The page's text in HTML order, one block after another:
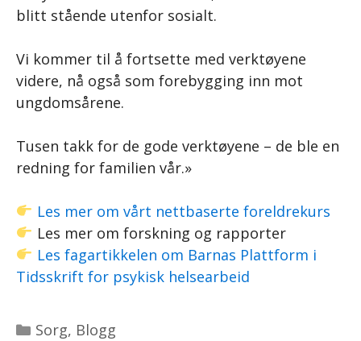
blitt stående utenfor sosialt.
Vi kommer til å fortsette med verktøyene
videre, nå også som forebygging inn mot
ungdomsårene.
Tusen takk for de gode verktøyene – de ble en
redning for familien vår.»
Les mer om vårt nettbaserte foreldrekurs
Les mer om forskning og rapporter
Les fagartikkelen om Barnas Plattform i
Tidsskrift for psykisk helsearbeid
Kategorier
Sorg, Blogg